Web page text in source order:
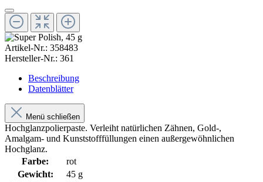
Artikel-Nr.: 358483
Hersteller-Nr.: 361
Beschreibung
Datenblätter
Menü schließen
Hochglanzpolierpaste. Verleiht natürlichen Zähnen, Gold-,
Amalgam- und Kunststofffüllungen einen außergewöhnlichen
Hochglanz.
Farbe:
rot
Gewicht:
45 g